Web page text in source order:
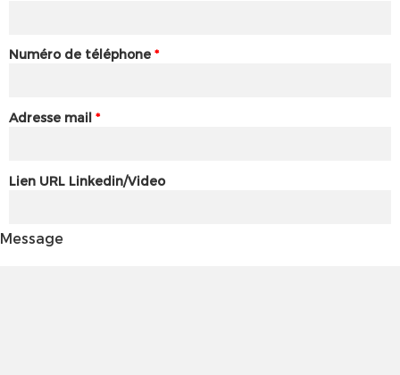
Numéro de téléphone *
Adresse mail *
Lien URL Linkedin/Video
Message